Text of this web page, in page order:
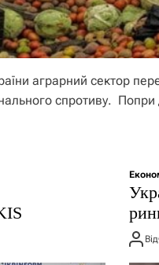
аграрний сектор
спротиву. Попри
Від